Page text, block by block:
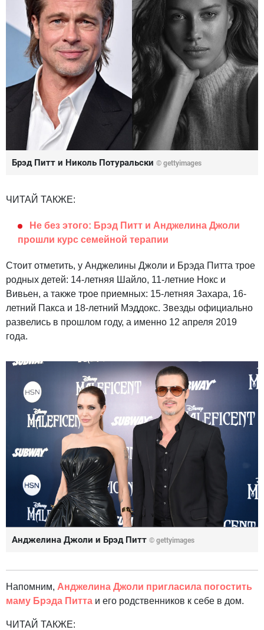
Брэд Питт и Николь Потуральски © gettyimages
ЧИТАЙ ТАКЖЕ:
Не без этого: Брэд Питт и Анджелина Джоли
прошли курс семейной терапии
Стоит отметить, у Анджелины Джоли и Брэда Питта трое
родных детей: 14-летняя Шайло, 11-летние Нокс и
Вивьен, а также трое приемных: 15-летняя Захара, 16-
летний Пакса и 18-летний Мэддокс. Звезды официально
развелись в прошлом году, а именно 12 апреля 2019
года.
Анджелина Джоли и Брэд Питт © gettyimages
Напомним, Анджелина Джоли пригласила погостить
маму Брэда Питта и его родственников к себе в дом.
ЧИТАЙ ТАКЖЕ: